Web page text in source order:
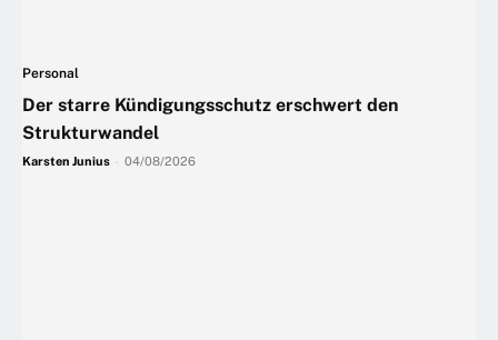
Personal
Der starre Kündigungsschutz erschwert den
Strukturwandel
Karsten Junius 04/08/2026